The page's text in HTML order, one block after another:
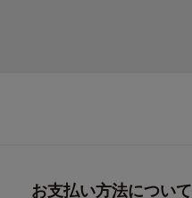
お支払い方法について